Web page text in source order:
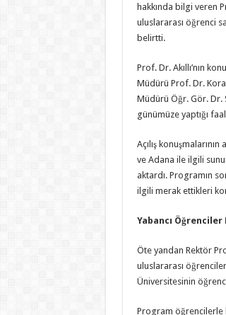
hakkında bilgi veren
uluslararası öğrenci
belirtti.
Prof. Dr. Akıllı’nın
Müdürü Prof. Dr.
Müdürü Öğr. Gör. Dr.
günümüze yaptığı
Açılış
ve Adana ile ilgili
aktardı. Programın
ilgili merak ettikleri
Yabancı
Öte yandan Rektör
uluslararası
Üniversitesinin
Program öğrencilerle